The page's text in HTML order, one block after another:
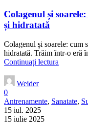
Colagenul și
și hidratată
Colagenul și soarele: cum
hidratată. Trăim într-o eră
Continuați lectura
Weider
0
Antrenamente, Sanatate,
15 iul. 2025
15 iulie 2025